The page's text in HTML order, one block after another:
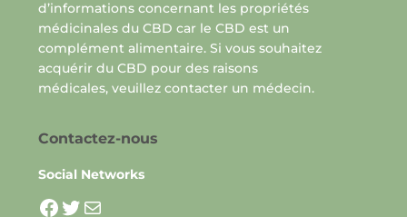
d’informations concernant les propriétés
médicinales du CBD car le CBD est un
complément alimentaire. Si vous souhaitez
acquérir du CBD pour des raisons
médicales, veuillez contacter un médecin.
Contactez-nous
Social Networks
La page facebook pour
Twitter
Mail